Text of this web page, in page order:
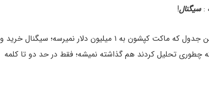
:سیگنال!
این کانال ها میان راجع به یه سری توکن های پایین جدول که ماکت کپشون به ۱ میلیون دلار نمیرسه؛ سیگنال خرید و
تحلیل کردند هم گذاشته نمیشه؛ فقط در حد دو تا کلمه